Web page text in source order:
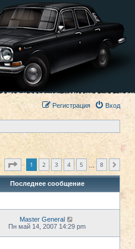
Вход
Регистрация
Страница из8
1 2 3 4 5 8
Последнее сообщение
Master General
Пн май 14, 2007 14:29 pm